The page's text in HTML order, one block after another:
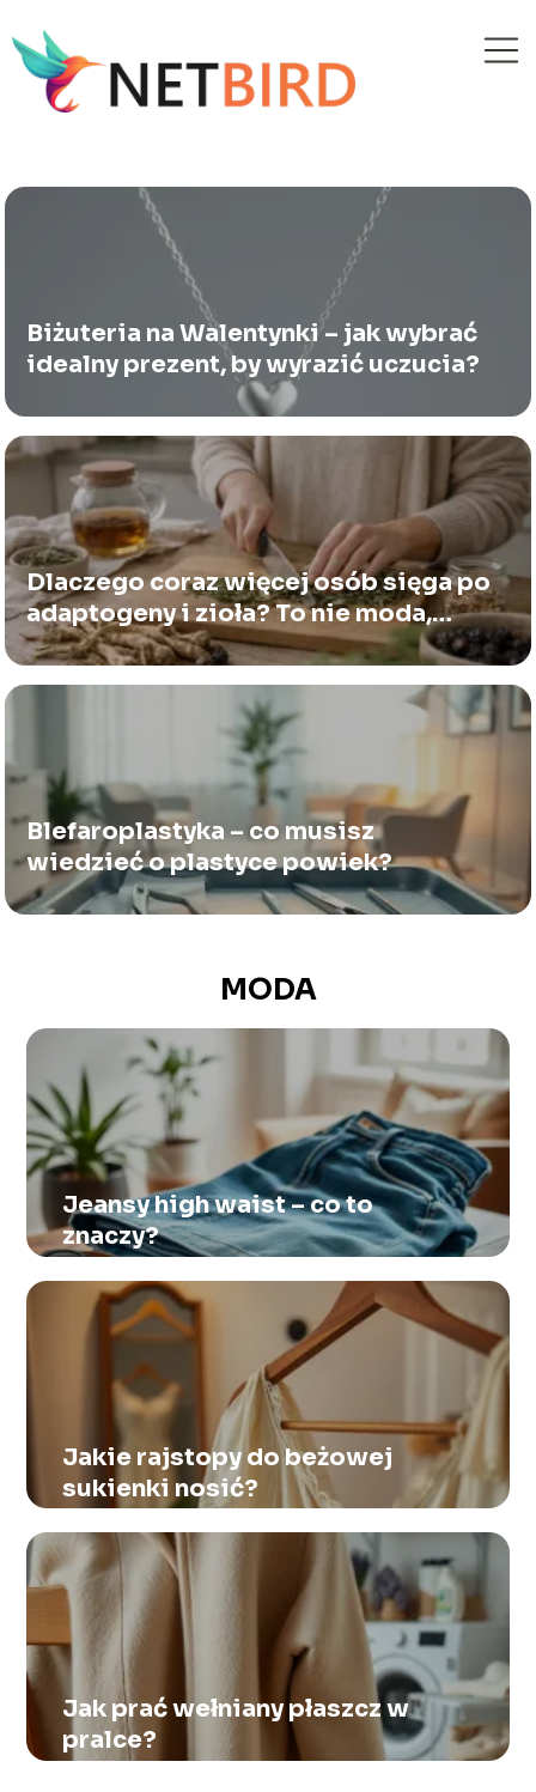
Biżuteria na Walentynki – jak wybrać
idealny prezent, by wyrazić uczucia?
Dlaczego coraz więcej osób sięga po
adaptogeny i zioła? To nie moda,
tylko zmiana stylu życia
Blefaroplastyka – co musisz
wiedzieć o plastyce powiek?
MODA
Jeansy high waist – co to
znaczy?
Jakie rajstopy do beżowej
sukienki nosić?
Jak prać wełniany płaszcz w
pralce?